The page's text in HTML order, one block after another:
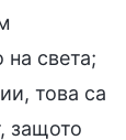
на света;
това са
защото